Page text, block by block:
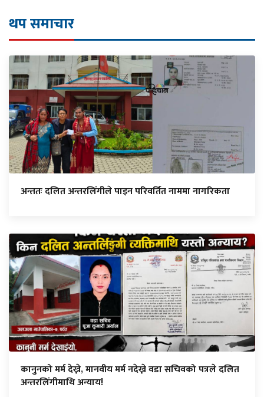
थप समाचार
अन्ततः दलित अन्तरलिंगीले पाइन परिवर्तित नाममा नागरिकता
कानुनको मर्म देख्ने, मानवीय मर्म नदेख्ने वडा सचिवको पत्रले दलित
अन्तरलिंगीमाथि अन्याय!